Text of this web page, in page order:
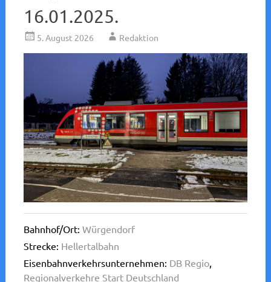
16.01.2025.
5. August 2026 Redaktion
Bahnhof/Ort: Würgendorf
Strecke: Hellertalbahn
Eisenbahnverkehrsunternehmen: DB Regio,
Regionalverkehre Start Deutschland